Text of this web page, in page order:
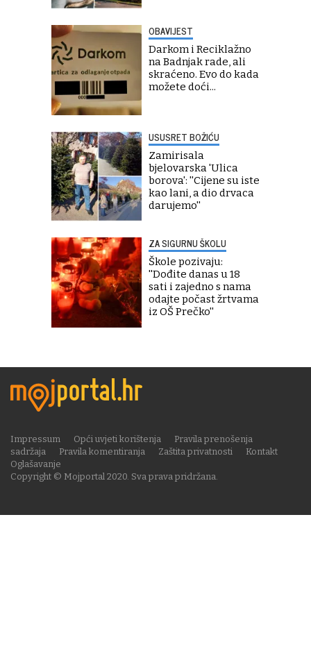
OBAVIJEST
Darkom i Reciklažno
na Badnjak rade, ali
skraćeno. Evo do kada
možete doći...
USUSRET BOŽIĆU
Zamirisala
bjelovarska 'Ulica
borova': ''Cijene su iste
kao lani, a dio drvaca
darujemo''
ZA SIGURNU ŠKOLU
Škole pozivaju:
''Dođite danas u 18
sati i zajedno s nama
odajte počast žrtvama
iz OŠ Prečko''
Copyright © Mojportal 2020. Sva prava pridržana.
Impressum Opći uvjeti korištenja
Pravila prenošenja
sadržaja
Pravila komentiranja Zaštita privatnosti
Kontakt
Oglašavanje